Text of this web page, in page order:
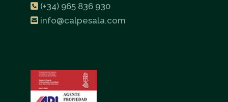
(+34) 965 836 930
info@calpesala.com